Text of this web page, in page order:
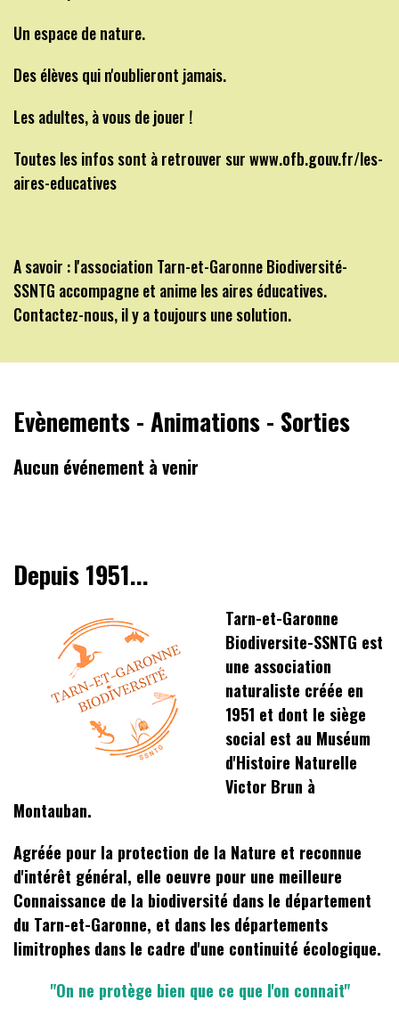
Un espace de nature.
Des élèves qui n'oublieront jamais.
Les adultes, à vous de jouer !
Toutes les infos sont à retrouver sur www.ofb.gouv.fr/les-
aires-educatives
A savoir : l'association Tarn-et-Garonne Biodiversité-
SSNTG accompagne et anime les aires éducatives.
Contactez-nous, il y a toujours une solution.
Evènements - Animations - Sorties
Aucun événement à venir
Depuis 1951...
Tarn-et-Garonne
Biodiversite-SSNTG est
une association
naturaliste créée en
1951 et dont le siège
social est au Muséum
d'Histoire Naturelle
Victor Brun à
Montauban.
Agréée pour la protection de la Nature et reconnue
d'intérêt général, elle oeuvre pour une meilleure
Connaissance de la biodiversité dans le département
du Tarn-et-Garonne, et dans les départements
limitrophes dans le cadre d'une continuité écologique.
"On ne protège bien que ce que l'on connait"